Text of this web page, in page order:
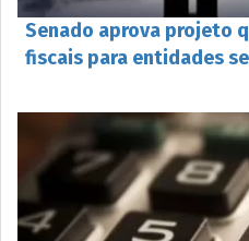
Senado aprova projeto
fiscais para entidades